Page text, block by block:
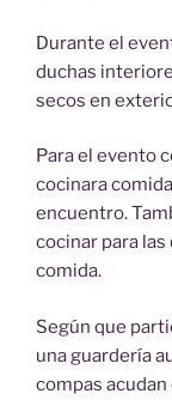
Durante el
duchas
secos en
Para el evento
cocinara
encuentro.
cocinar para
comida.
Según que
una guardería
compas